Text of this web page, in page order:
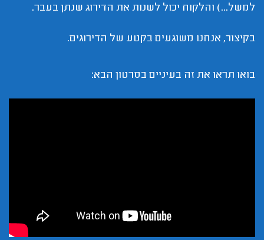
למשל...) והלקוח יכול לשנות את הדירוג שנתן בעבר.
בקיצור, אנחנו משוגעים בקטע של הדירוגים.
בואו תראו את זה בעיניים בסרטון הבא: